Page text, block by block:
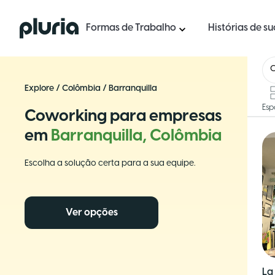
Logo Pluria Formas de Trabalho Histórias de
Explore / Colômbia / Barranquilla
Coworking para empresas
em Barranquilla, Colômbia
Escolha a solução certa para a sua equipe.
Ver opções